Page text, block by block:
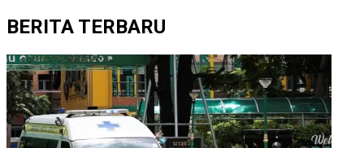
BERITA TERBARU